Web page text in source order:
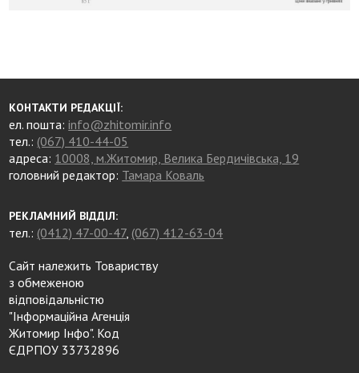
КОНТАКТИ РЕДАКЦІЇ:
ел. пошта:info@zhitomir.info
тел.: (067) 410-44-05
адреса: 10008, м.Житомир, Велика Бердичівська, 19
головний редактор: Тамара Коваль
РЕКЛАМНИЙ ВІДДІЛ:
тел.: (0412) 47-00-47, (067) 412-63-04
Сайт належить Товариству
з обмеженою
відповідальністю
"Інформаційна Агенція
Житомир Інфо". Код
ЄДРПОУ 33732896